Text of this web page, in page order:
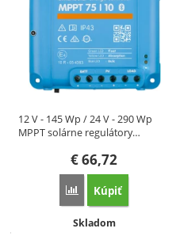
12 V - 145 Wp / 24 V - 290 Wp
MPPT solárne regulátory…
€66,72
Porovnať
Kúpiť
Dostupnosť:
Skladom